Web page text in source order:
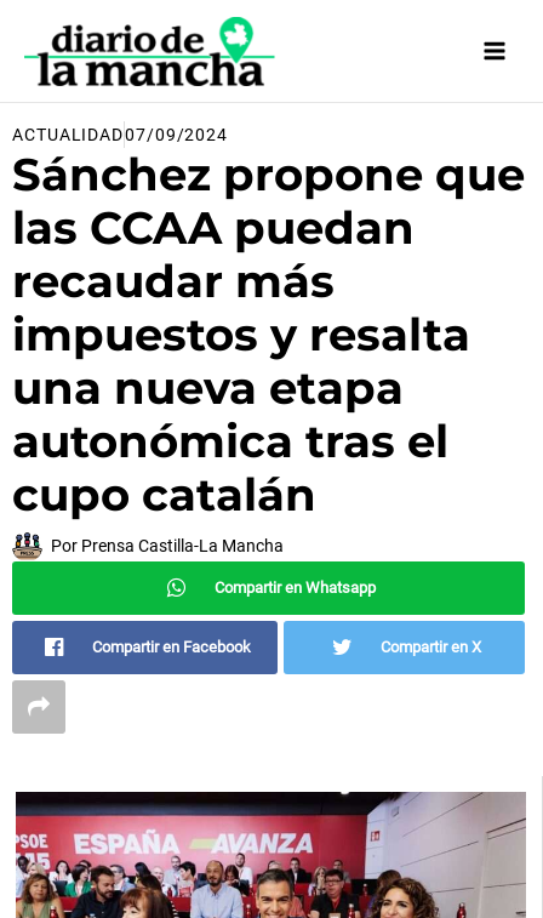
contenido
ACTUALIDAD07/09/2024
Sánchez propone que
las CCAA puedan
recaudar más
impuestos y resalta
una nueva etapa
autonómica tras el
cupo catalán
Por Prensa Castilla-La Mancha
Compartir en Whatsapp
Compartir en Facebook Compartir en X